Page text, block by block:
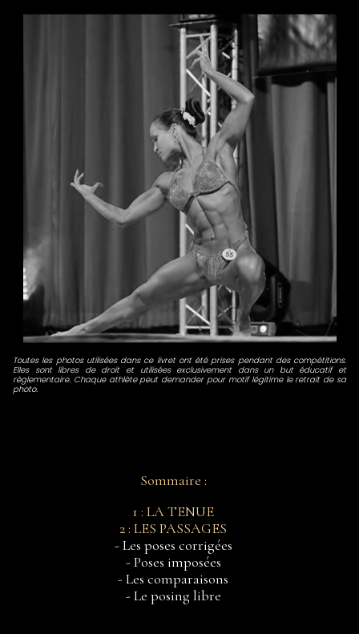
Toutes les photos utilisées dans ce livret ont été prises pendant des compétitions.
Elles sont libres de droit et utilisées exclusivement dans un but éducatif et
règlementaire. Chaque athlète peut demander pour motif légitime le retrait de sa
photo.
Sommaire :
1 : LA TENUE
2 : LES PASSAGES
- Les poses corrigées
- Poses imposées
- Les comparaisons
- Le posing libre